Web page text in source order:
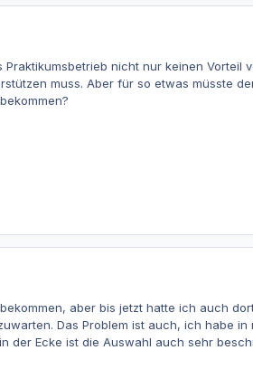
nicht nur keinen
muss. Aber für so etwas müsste
aber bis jetzt hatte ich auch
Das Problem ist auch, ich habe
der Ecke ist die Auswahl auch sehr